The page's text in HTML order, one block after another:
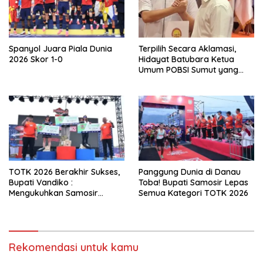
Spanyol Juara Piala Dunia
2026 Skor 1-0
Terpilih Secara Aklamasi,
Hidayat Batubara Ketua
Umum POBSI Sumut yang
TOTK 2026 Berakhir Sukses,
Bupati Vandiko :
Mengukuhkan Samosir
Panggung Dunia di Danau
Toba! Bupati Samosir Lepas
Semua Kategori TOTK 2026
Rekomendasi untuk kamu